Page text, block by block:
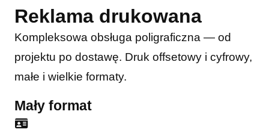
Reklama drukowana
Kompleksowa obsługa poligraficzna — od
projektu po dostawę. Druk offsetowy i cyfrowy,
małe i wielkie formaty.
Mały format